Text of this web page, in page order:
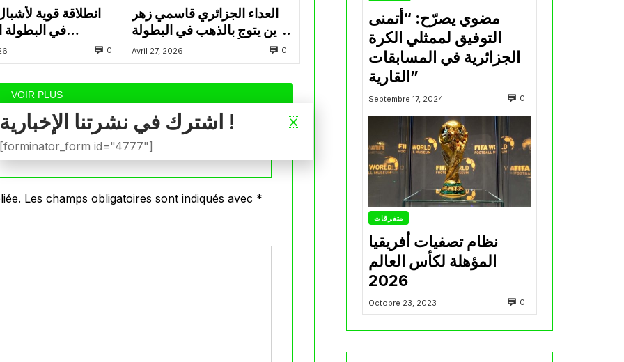
انطلاقة قوية
في البطولة
0
العداء الجزائري قاسمي زهر
الدين يتوج بالذهب في البطولة
العربية لألعاب القوى للشباب
بتونس
Avril 27, 2026 0
VOIR PLUS
Les champs obligatoires sont indiqués avec *
مضوي يصرّح: “أتمنى
التوفيق لممثلي الكرة
الجزائرية في المسابقات
القارية”
Septembre 17, 2024 0
متفرقات
نظام تصفيات أفريقيا
المؤهلة لكأس العالم
2026
Octobre 23, 2023 0
اشترك في نشرتنا الإخبارية !
[forminator_form id="4777"]